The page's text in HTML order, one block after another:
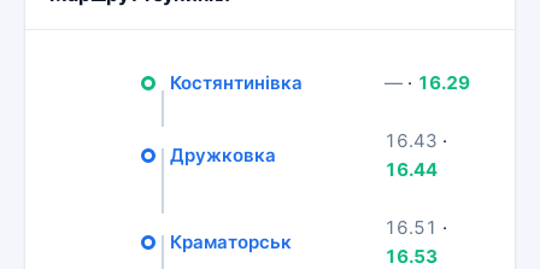
Костянтинівка — · 16.29
Дружковка
16.43 ·
16.44
Краматорськ
16.51 ·
16.53